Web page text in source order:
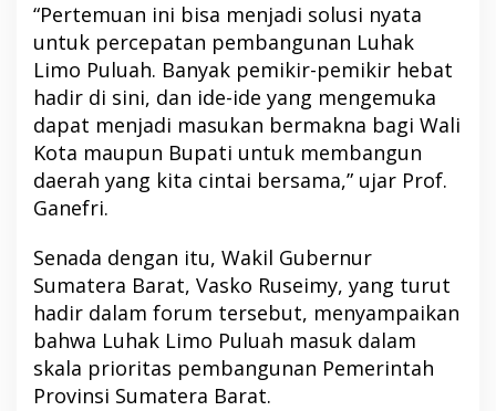
“Pertemuan ini bisa menjadi solusi nyata
untuk percepatan pembangunan Luhak
Limo Puluah. Banyak pemikir-pemikir hebat
hadir di sini, dan ide-ide yang mengemuka
dapat menjadi masukan bermakna bagi Wali
Kota maupun Bupati untuk membangun
daerah yang kita cintai bersama,” ujar Prof.
Ganefri.
Senada dengan itu, Wakil Gubernur
Sumatera Barat, Vasko Ruseimy, yang turut
hadir dalam forum tersebut, menyampaikan
bahwa Luhak Limo Puluah masuk dalam
skala prioritas pembangunan Pemerintah
Provinsi Sumatera Barat.